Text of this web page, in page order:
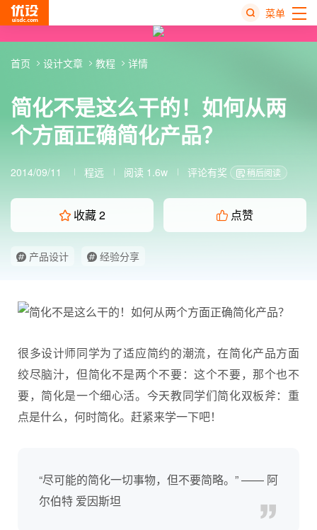
菜单
简化不是这么干的！如何从两
个方面正确简化产品？
2014/09/11 程远 阅读 1.6w 评论有奖 稍后阅读
收藏2 点赞
产品设计 经验分享
首页 设计文章 教程 详情
很多设计师同学为了适应简约的潮流，在简化产品方面
绞尽脑汁，但简化不是两个不要：这个不要，那个也不
要，简化是一个细心活。今天教同学们简化双板斧：重
点是什么，何时简化。赶紧来学一下吧！
“尽可能的简化一切事物，但不要简略。” —— 阿
尔伯特 爱因斯坦